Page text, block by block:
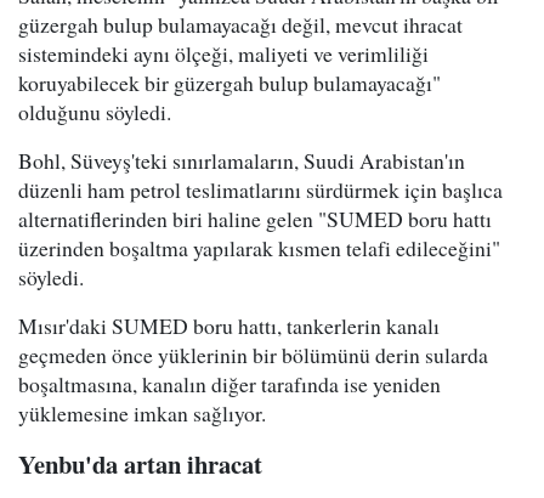
güzergah bulup bulamayacağı değil, mevcut ihracat
sistemindeki aynı ölçeği, maliyeti ve verimliliği
koruyabilecek bir güzergah bulup bulamayacağı"
olduğunu söyledi.
Bohl, Süveyş'teki sınırlamaların, Suudi Arabistan'ın
düzenli ham petrol teslimatlarını sürdürmek için başlıca
alternatiflerinden biri haline gelen "SUMED boru hattı
üzerinden boşaltma yapılarak kısmen telafi edileceğini"
söyledi.
Mısır'daki SUMED boru hattı, tankerlerin kanalı
geçmeden önce yüklerinin bir bölümünü derin sularda
boşaltmasına, kanalın diğer tarafında ise yeniden
yüklemesine imkan sağlıyor.
Yenbu'da artan ihracat